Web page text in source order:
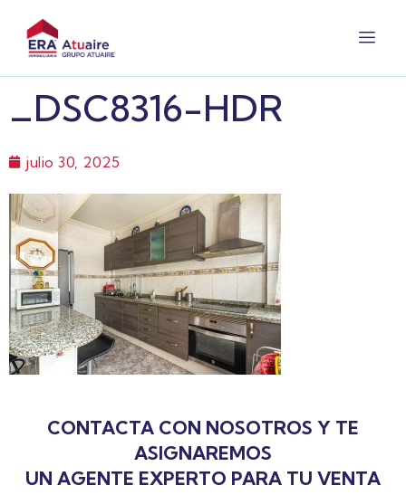
_DSC8316-HDR
julio 30, 2025
CONTACTA CON NOSOTROS Y TE
ASIGNAREMOS
UN AGENTE EXPERTO PARA TU VENTA